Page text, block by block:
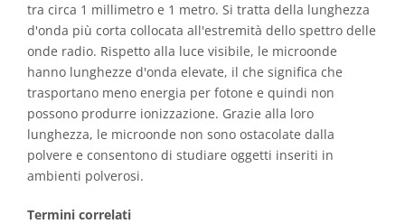
tra circa 1 millimetro e 1 metro. Si tratta della lunghezza
d'onda più corta collocata all'estremità dello spettro delle
onde radio. Rispetto alla luce visibile, le microonde
hanno lunghezze d'onda elevate, il che significa che
trasportano meno energia per fotone e quindi non
possono produrre ionizzazione. Grazie alla loro
lunghezza, le microonde non sono ostacolate dalla
polvere e consentono di studiare oggetti inseriti in
ambienti polverosi.
Termini correlati